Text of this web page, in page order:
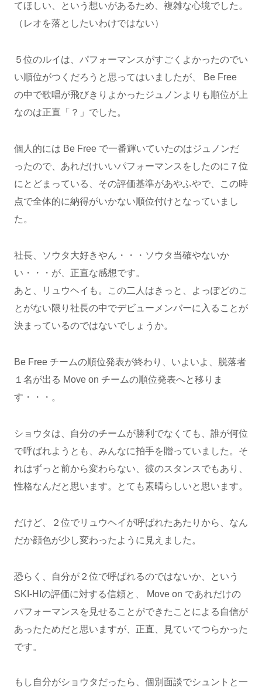
てほしい、という想いがあるため、複雑な心境でした。
（レオを落としたいわけではない）
５位のルイは、パフォーマンスがすごくよかったのでい
い順位がつくだろうと思ってはいましたが、 Be Free
の中で歌唱が飛びきりよかったジュノンよりも順位が上
なのは正直「？」でした。
個人的には Be Free で一番輝いていたのはジュノンだ
ったので、あれだけいいパフォーマンスをしたのに７位
にとどまっている、その評価基準があやふやで、この時
点で全体的に納得がいかない順位付けとなっていまし
た。
社長、ソウタ大好きやん・・・ソウタ当確やないか
い・・・が、正直な感想です。
あと、リュウヘイも。この二人はきっと、よっぽどのこ
とがない限り社長の中でデビューメンバーに入ることが
決まっているのではないでしょうか。
Be Free チームの順位発表が終わり、いよいよ、脱落者
１名が出る Move on チームの順位発表へと移りま
す・・・。
ショウタは、自分のチームが勝利でなくても、誰が何位
で呼ばれようとも、みんなに拍手を贈っていました。そ
れはずっと前から変わらない、彼のスタンスでもあり、
性格なんだと思います。とても素晴らしいと思います。
だけど、２位でリュウヘイが呼ばれたあたりから、なん
だか顔色が少し変わったように見えました。
恐らく、自分が２位で呼ばれるのではないか、という
SKI-HIの評価に対する信頼と、 Move on であれだけの
パフォーマンスを見せることができたことによる自信が
あったためだと思いますが、正直、見ていてつらかった
です。
もし自分がショウタだったら、個別面談でシュントと一